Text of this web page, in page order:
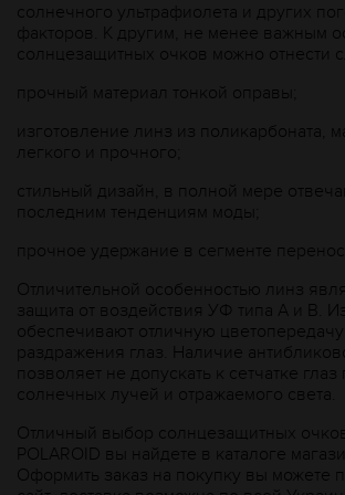
солнечного ультрафиолета и других
факторов. К другим, не менее важным
солнцезащитных очков можно отнести
прочный материал тонкой оправы;
изготовление линз из поликарбоната,
легкого и прочного;
стильный дизайн, в полной мере
последним тенденциям моды;
прочное удержание в сегменте
Отличительной особенностью линз
защита от воздействия УФ типа А и В.
обеспечивают отличную цветопередачу
раздражения глаз. Наличие
позволяет не допускать к сетчатке глаз
солнечных лучей и отражаемого света.
Отличный выбор солнцезащитных
POLAROID вы найдете в каталоге
Оформить заказ на покупку вы можете